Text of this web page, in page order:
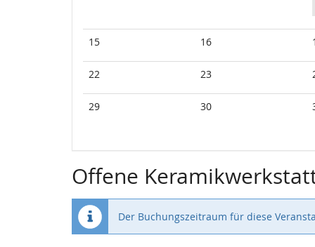
15 16
22 23
29 30
Offene
Der Buchungszeitraum für diese